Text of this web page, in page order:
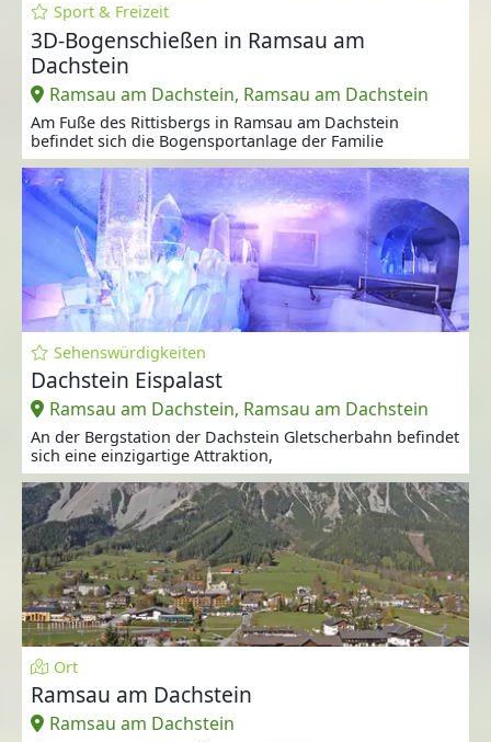
Sport & Freizeit
3D-Bogenschießen in Ramsau am
Dachstein
Ramsau am Dachstein, Ramsau am Dachstein
Am Fuße des Rittisbergs in Ramsau am Dachstein
befindet sich die Bogensportanlage der Familie
Sehenswürdigkeiten
Dachstein Eispalast
Ramsau am Dachstein, Ramsau am Dachstein
An der Bergstation der Dachstein Gletscherbahn befindet
sich eine einzigartige Attraktion,
Ort
Ramsau am Dachstein
Ramsau am Dachstein